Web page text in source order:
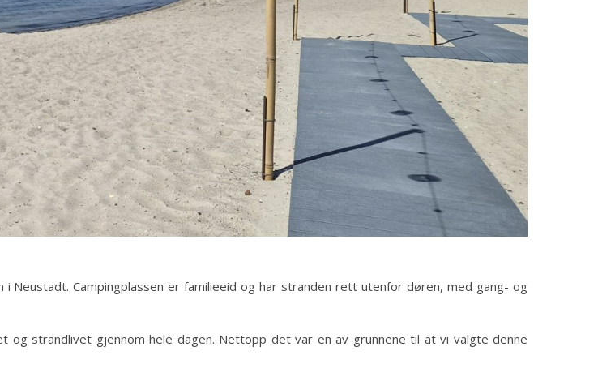
i Neustadt. Campingplassen er familieeid og har stranden rett utenfor døren, med gang- og
og strandlivet gjennom hele dagen. Nettopp det var en av grunnene til at vi valgte denne